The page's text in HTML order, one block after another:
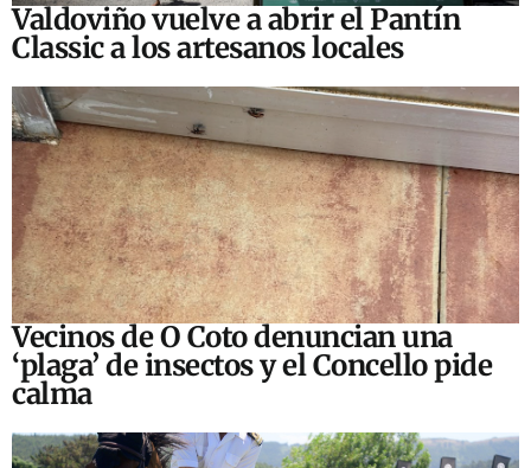
Valdoviño vuelve a abrir el Pantín
Classic a los artesanos locales
Vecinos de O Coto denuncian una
‘plaga’ de insectos y el Concello pide
calma